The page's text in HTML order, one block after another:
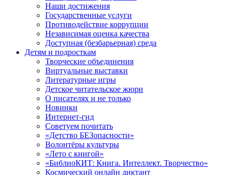
Наши достижения
Государственные услуги
Противодействие коррупции
Независимая оценка качества
Доступная (безбарьерная) среда
Детям и подросткам
Творческие объединения
Виртуальные выставки
Литературные игры
Детское читательское жюри
О писателях и не только
Новинки
Интернет-гид
Советуем почитать
«Детство БЕЗопасности»
Волонтёры культуры
«Лето с книгой»
«БиблиоКИТ: Книга. Интеллект. Творчество»
Космический онлайн диктант